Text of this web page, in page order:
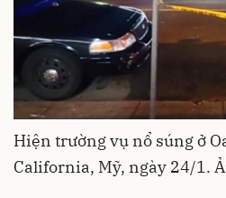
Hiện trường vụ nổ súng ở
California, Mỹ, ngày 24/1.